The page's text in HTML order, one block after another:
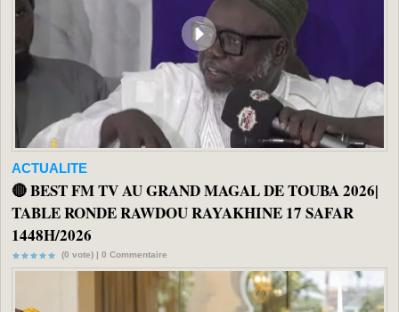
ACTUALITE
🔴 BEST FM TV AU GRAND MAGAL DE TOUBA 2026|
TABLE RONDE RAWDOU RAYAKHINE 17 SAFAR
1448H/2026
(0 vote) | 0 Commentaire